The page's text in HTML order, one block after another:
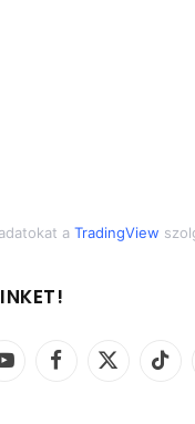
a TradingView
YouTubeFacebook
X
TikTok